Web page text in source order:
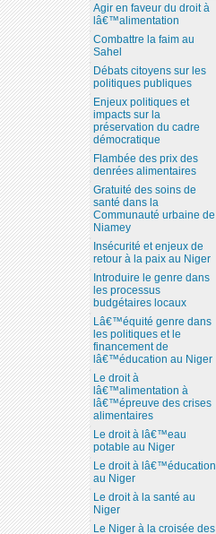
Agir en faveur du droit à
lâ€™alimentation
Combattre la faim au
Sahel
Débats citoyens sur les
politiques publiques
Enjeux politiques et
impacts sur la
préservation du cadre
démocratique
Flambée des prix des
denrées alimentaires
Gratuité des soins de
santé dans la
Communauté urbaine de
Niamey
Insécurité et enjeux de
retour à la paix au Niger
Introduire le genre dans
les processus
budgétaires locaux
Lâ€™équité genre dans
les politiques et le
financement de
lâ€™éducation au Niger
Le droit à
lâ€™alimentation à
lâ€™épreuve des crises
alimentaires
Le droit à lâ€™eau
potable au Niger
Le droit à lâ€™éducation
au Niger
Le droit à la santé au
Niger
Le Niger à la croisée des